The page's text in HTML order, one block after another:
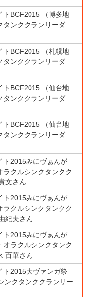
トBCF2015 （博多地
タンククランリーダ
トBCF2015 （札幌地
タンククランリーダ
トBCF2015 （仙台地
タンククランリーダ
トBCF2015 （仙台地
タンククランリーダ
ト2015みにヴぁんが
クルシンクタンクク
文さん
ト2015みにヴぁんが
クルシンクタンクク
紀夫さん
ト2015みにヴぁんが
ラクルシンクタンク
百華さん
ト2015大ヴァンガ祭
ンクタンククランリー